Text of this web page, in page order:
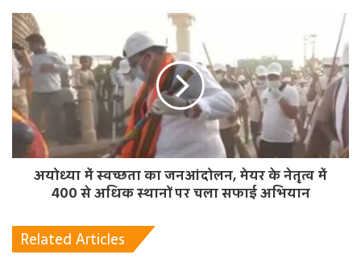
अयोध्या में स्वच्छता का जनआंदोलन, मेयर के नेतृत्व में
400 से अधिक स्थानों पर चला सफाई अभियान
Related Articles